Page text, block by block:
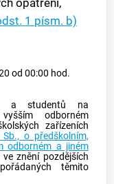
opatření,
1 písm. b)
od 00:00 hod.
a studentů na
odborném
zařízeních
o předškolním,
odborném a jiném
ve znění pozdějších
těmito